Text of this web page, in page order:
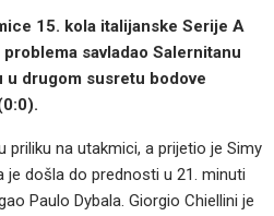
15. kola italijanske Serije A
savladao Salernitanu
u drugom susretu bodove
priliku na utakmici, a prijetio je Simy
je došla do prednosti u 21. minuti
Paulo Dybala. Giorgio Chiellini je